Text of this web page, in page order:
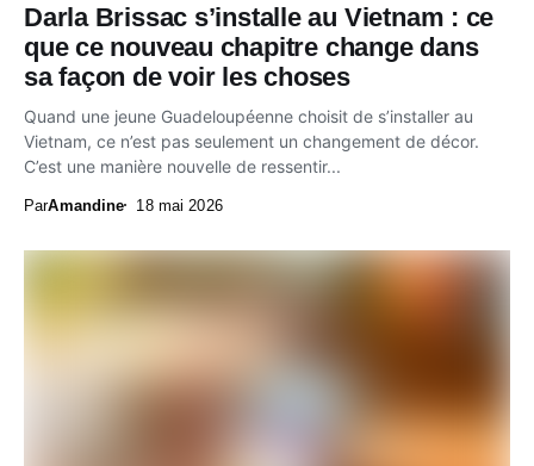
Darla Brissac s’installe au Vietnam : ce
que ce nouveau chapitre change dans
sa façon de voir les choses
Quand une jeune Guadeloupéenne choisit de s’installer au
Vietnam, ce n’est pas seulement un changement de décor.
C’est une manière nouvelle de ressentir...
ParAmandine 18 mai 2026